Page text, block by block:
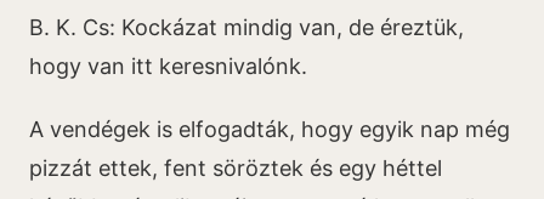
B. K. Cs: Kockázat mindig van, de éreztük,
hogy van itt keresnivalónk.
A vendégek is elfogadták, hogy egyik nap még
pizzát ettek, fent söröztek és egy héttel